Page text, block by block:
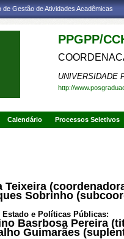
de Gestão de Atividades Acadêmicas
PPGPP/
UNIVERSIDADE
http://
Calendário Processos Seletivos
Teixeira
Sobrinho
Estado e Políticas Públicas:
Basrbosa Pereira
Guimarães